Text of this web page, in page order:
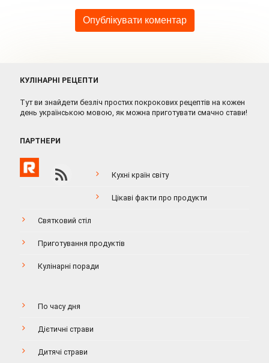
КУЛІНАРНІ РЕЦЕПТИ
Тут ви знайдети безліч простих покрокових рецептів на кожен
день українською мовою, як можна приготувати смачно стави!
ПАРТНЕРИ
Кухні країн світу
Цікаві факти про продукти
Святковий стіл
Приготування продуктів
Кулінарні поради
По часу дня
Дієтичні страви
Дитячі страви